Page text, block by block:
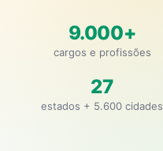
9.000+
cargos e profissões
27
estados + 5.600 cidades